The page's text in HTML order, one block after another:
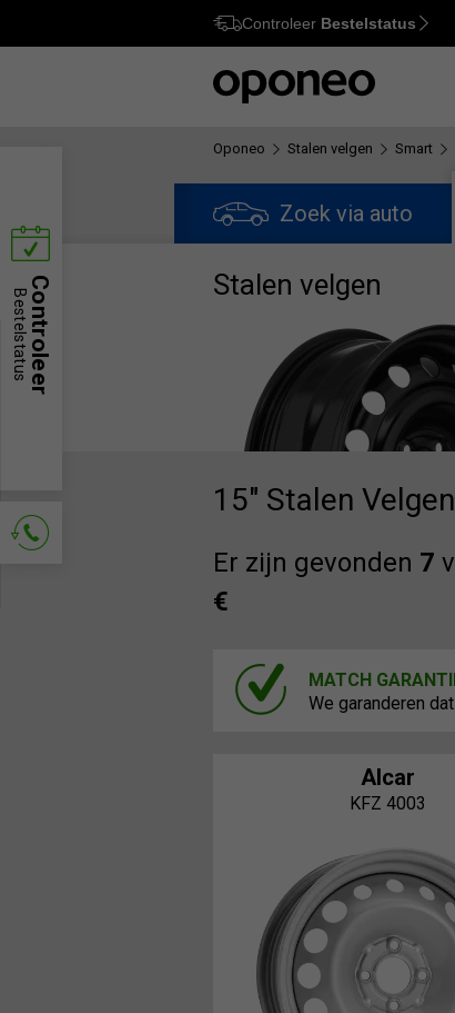
Ctrl M
Controleer Bestelstatus
Oponeo Stalen velgen Smart
Zoek via auto
Stalen velgen
15" Stalen
Er zijn gevonden 7
€
MATCH
We garanderen
Alcar
KFZ 4003
Controleer
Bestelstatus